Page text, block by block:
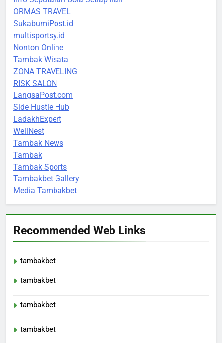
ORMAS TRAVEL
SukabumiPost.id
multisportsy.id
Nonton Online
Tambak Wisata
ZONA TRAVELING
RISK SALON
LangsaPost.com
Side Hustle Hub
LadakhExpert
WellNest
Tambak News
Tambak
Tambak Sports
Tambakbet Gallery
Media Tambakbet
Recommended Web Links
tambakbet
tambakbet
tambakbet
tambakbet